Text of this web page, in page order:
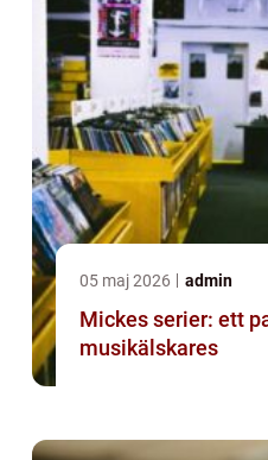
05 maj 2026 admin
Mickes serier: ett
musikälskares